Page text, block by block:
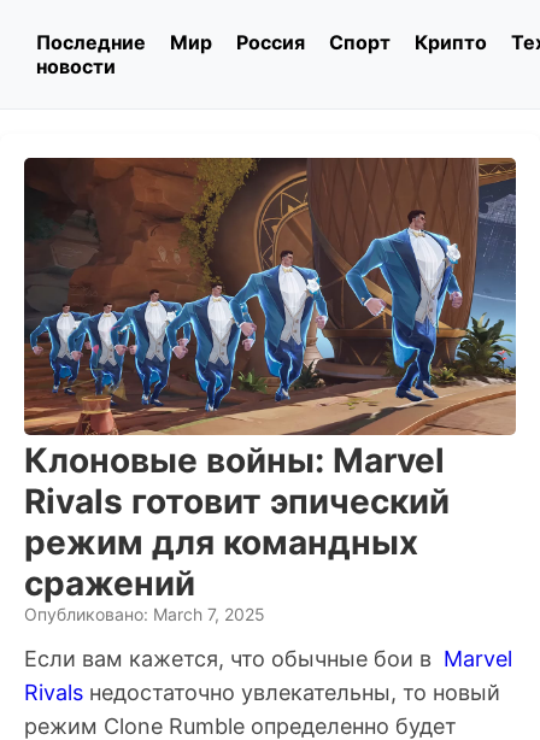
Последние
новости
Мир Россия Спорт Крипто
Клоновые войны: Marvel
Rivals готовит эпический
режим для командных
сражений
Опубликовано: March 7, 2025
Если вам кажется, что обычные бои в Marvel
Rivals недостаточно увлекательны, то новый
режим Clone Rumble определенно будет